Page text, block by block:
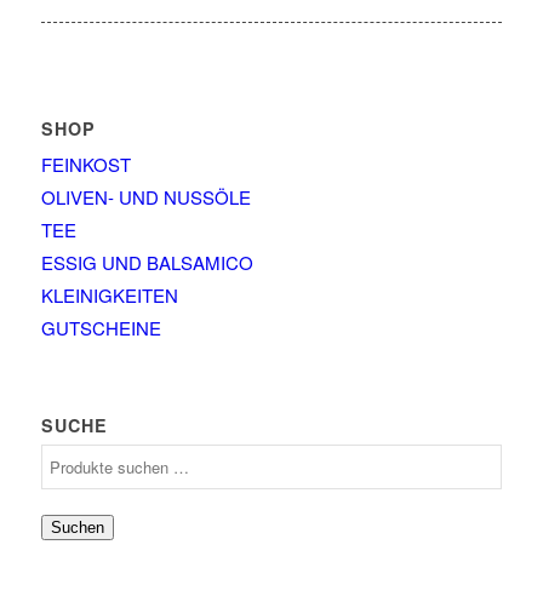
SHOP
FEINKOST
OLIVEN- UND NUSSÖLE
TEE
ESSIG UND BALSAMICO
KLEINIGKEITEN
GUTSCHEINE
SUCHE
Suchen